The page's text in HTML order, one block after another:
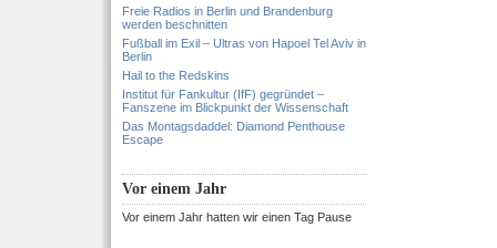
Freie Radios in Berlin und Brandenburg
werden beschnitten
Fußball im Exil – Ultras von Hapoel Tel Aviv in
Berlin
Hail to the Redskins
Institut für Fankultur (IfF) gegründet –
Fanszene im Blickpunkt der Wissenschaft
Das Montagsdaddel: Diamond Penthouse
Escape
Vor einem Jahr
Vor einem Jahr hatten wir einen Tag Pause